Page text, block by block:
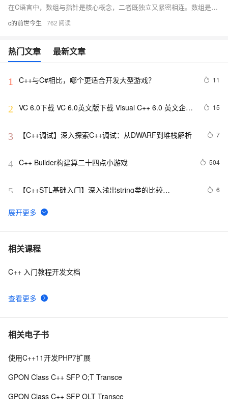
在C语言中，数组与指针是核心概念，二者既独立又紧密相连。数组是在连续内存中存储相同类型数据的结构，而指针则存储内存地址，二者结合可在数据处理、函数传参等方面发挥巨大作用。掌握它们的特性和关系，对于优化程序性能、灵活处理数据结构至关重要。
c的前世今生 762
热门文章 最新文章
1 C++与C#相比，哪个更适合开发大型游戏？ 11
2 VC 6.0下载 VC 6.0英文版下载 Visual C++ 6.0 英文企业
15
3 【C++调试】深入探索C++调试：从DWARF到堆栈解析 7
4 C++ Builder构建算二十四点小游戏 504
5
【C++STL基础入门】深入浅出string类的比较
6
6
C++之MFC制作简单计算器（VS2019实现），附带完整
7 【C/C++】用格雷戈里公式求π
8 设计模式C++学习笔记之十六（Observer观察者模式）
9 Qt C++ 扫码枪使用数据处理
10
C++26的改进
相关课程
查看更多
C++ 入门教程开发文档
相关电子书
使用C++11开发PHP7扩展
GPON Class C++ SFP O;T Transce
GPON Class C++ SFP OLT Transce